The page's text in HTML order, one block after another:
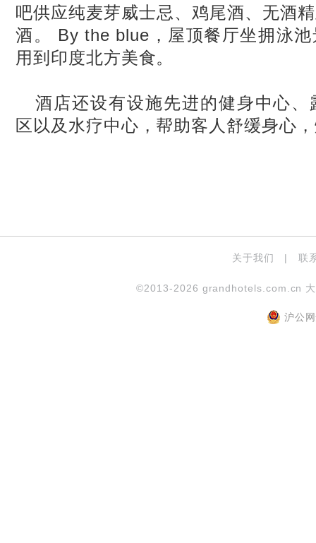
吧供应纯麦芽威士忌、鸡尾酒、无酒
酒。 By the blue，屋顶餐厅坐拥泳
用到印度北方美食。
酒店还设有设施先进的健身中心
区以及水疗中心，帮助客人舒缓身心
关于我们 | 联
©2013-2026 grandhotels.com.cn
沪公